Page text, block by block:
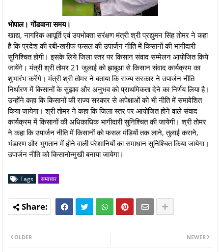
भोपाल। गोंडवाना समय।
खाद्य, नागरिक आपूर्ति एवं उपभोक्ता सरंक्षण मंत्री श्री प्रद्युमन सिंह तोमर ने कहा
है कि प्रदेश की रबी-खरीफ फसल की उपार्जन नीति में किसानों की भागीदारी
सुनिश्चित होगी। इसके लिये जिला स्तर पर किसान संवाद सम्मेलन आयोजित किये
जायेंगे। मंत्री श्री तोमर 21 जुलाई को झाबुआ से किसान संवाद कार्यक्रम का
शुभारंभ करेंगे। मंत्री श्री तोमर ने बताया कि राज्य सरकार ने उपार्जन नीति
निर्धारण में किसानों के सुझाव और अनुभव को प्राथमिकता देने का निर्णय लिया है।
उन्होंने कहा कि किसानों की राज्य सरकार से अपेक्षाओं को भी नीति में समावेशित
किया जायेगा। श्री तोमर ने कहा कि जिला स्तर पर आयोजित होने वाले संवाद
कार्यक्रम में किसानों की अधिकाधिक भागीदारी सुनिश्चित की जायेगी। श्री तोमर
ने कहा कि उपार्जन नीति में किसानों को फसल मंडियों तक लाने, तुलाई कराने,
भंडारण और भुगतान में होने वाली परेशानियों का समाधान सुनिश्चित किया जायेगा।
उपार्जन नीति को किसानोन्मुखी बनाया जायेगा।
Tags समाचार
NEWER
OLDER